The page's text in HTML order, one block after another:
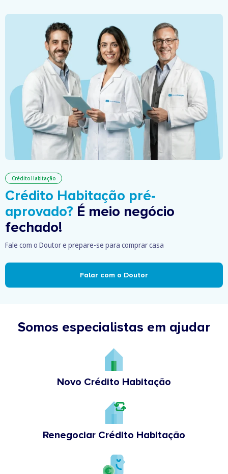
Crédito Habitação
Crédito Habitação pré-
aprovado? É meio negócio
fechado!
Fale com o Doutor e prepare-se para comprar casa
Falar com o Doutor
Somos especialistas em ajudar
Novo Crédito Habitação
Renegociar Crédito Habitação